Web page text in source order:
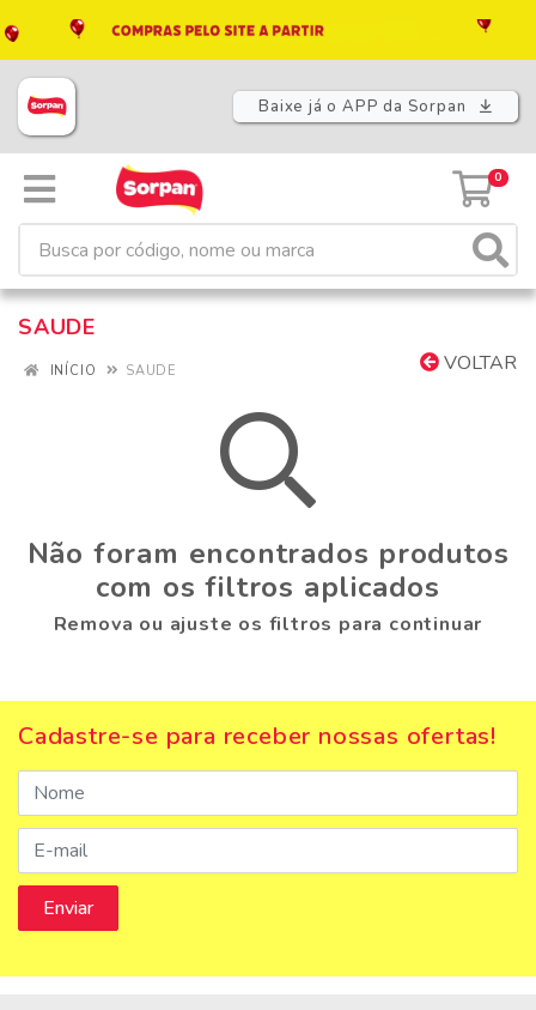
Baixe já o APP da Sorpan
0
SAUDE
VOLTAR
INÍCIO SAUDE
Não foram encontrados produtos
com os filtros aplicados
Remova ou ajuste os filtros para continuar
Cadastre-se para receber nossas ofertas!